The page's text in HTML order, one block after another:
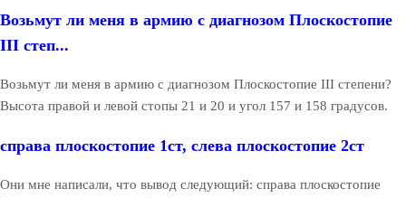
Возьмут ли меня в армию с диагнозом Плоскостопие
III степ...
Возьмут ли меня в армию с диагнозом Плоскостопие III степени?
Высота правой и левой стопы 21 и 20 и угол 157 и 158 градусов.
справа плоскостопие 1ст, слева плоскостопие 2ст
Они мне написали, что вывод следующий: справа плоскостопие